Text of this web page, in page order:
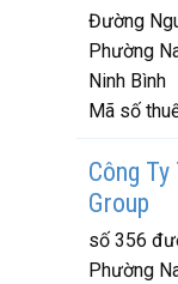
Đường
Phường
Ninh Bình
Mã số
Công
Group
số 356
Phường